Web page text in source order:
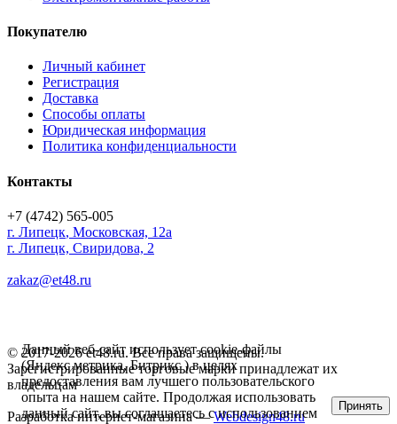
Покупателю
Личный кабинет
Регистрация
Доставка
Способы оплаты
Юридическая информация
Политика конфиденциальности
Контакты
+7 (4742) 565-005
г. Липецк, Московская, 12а
г. Липецк, Свиридова, 2
zakaz@et48.ru
© 2017-2026 et48.ru. Все права защищены.
Зарегистрированные торговые марки принадлежат их
владельцам
Разработка интернет-магазина —Webdesign48.ru
Данный веб-сайт использует cookie-файлы
(Яндекс метрика, Битрикс ) в целях
предоставления вам лучшего пользовательского
опыта на нашем сайте. Продолжая использовать
данный сайт, вы соглашаетесь с использованием
Принять